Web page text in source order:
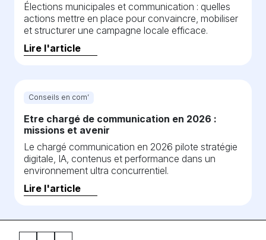
Élections municipales et communication : quelles
actions mettre en place pour convaincre, mobiliser
et structurer une campagne locale efficace.
Lire l'article
Conseils en com’
Etre chargé de communication en 2026 :
missions et avenir
Le chargé communication en 2026 pilote stratégie
digitale, IA, contenus et performance dans un
environnement ultra concurrentiel.
Lire l'article